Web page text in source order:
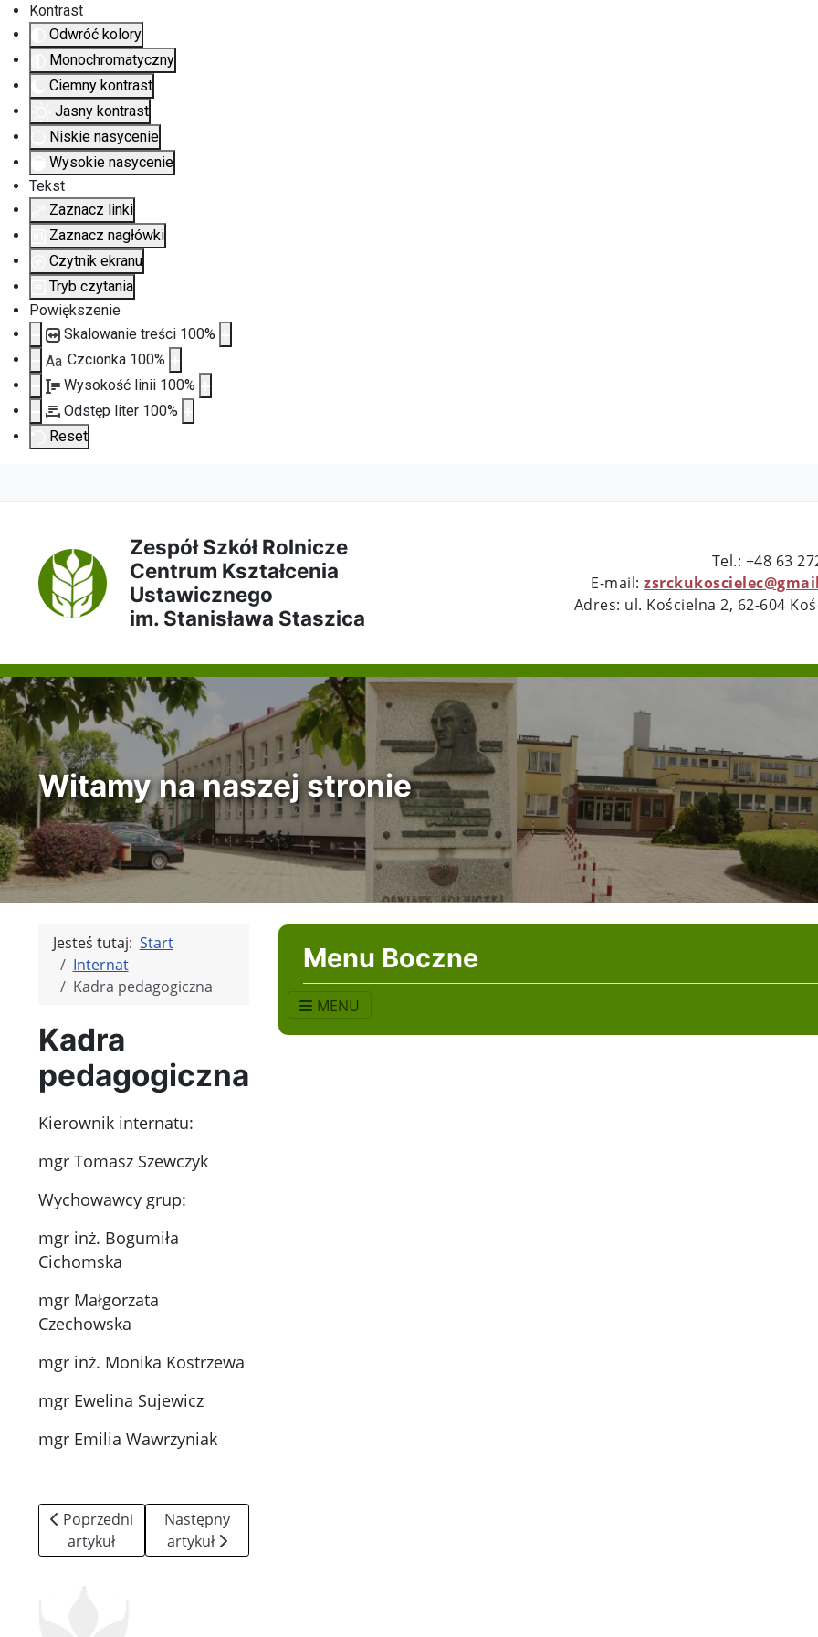
Kontrast
Odwróć kolory
Monochromatyczny
Ciemny kontrast
Jasny kontrast
Niskie nasycenie
Wysokie nasycenie
Tekst
Zaznacz linki
Zaznacz nagłówki
Czytnik ekranu
Tryb czytania
Powiększenie
Skalowanie treści 100%
Aa Czcionka 100%
Wysokość linii 100%
Odstęp liter 100%
Reset
treści
głównej
menu
nawigacyjnego
wyszukiwarki
mapy
strony
Zespół Szkół Rolnicze
Centrum Kształcenia
Ustawicznego
im. Stanisława Staszica
Tel.: +48 63
E-mail:
Adres: ul. Kościelna 2, 62-604
Witamy na naszej stronie
Jesteś tutaj: Start
Internat
Kadra pedagogiczna
Kadra
pedagogiczna
Kierownik internatu:
mgr Tomasz Szewczyk
Wychowawcy grup:
mgr inż. Bogumiła
Cichomska
mgr Małgorzata
Czechowska
mgr inż. Monika Kostrzewa
mgr Ewelina Sujewicz
mgr Emilia Wawrzyniak
Poprzedni artykuł: Godziny pracy
Poprzedni
artykuł
Następny artykuł: Kontakt
Następny
artykuł
Menu Boczne
MENU